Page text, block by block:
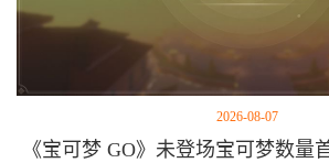
2026-08-07
《宝可梦 GO》未登场宝可梦数量